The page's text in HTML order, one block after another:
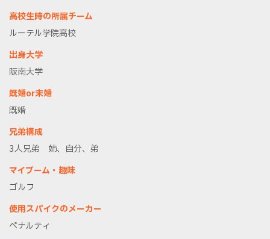
高校生時の所属チーム
ルーテル学院高校
出身大学
阪南大学
既婚or未婚
既婚
兄弟構成
3人兄弟 姉、自分、弟
マイブーム・趣味
ゴルフ
使用スパイクのメーカー
ペナルティ